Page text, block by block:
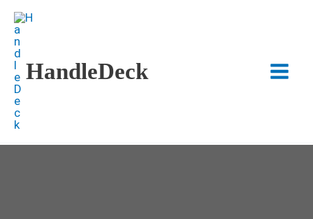
contenido
HandleDeck